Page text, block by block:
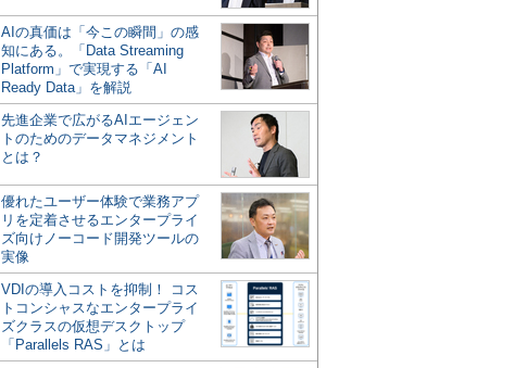
AIの真価は「今この瞬間」の感
知にある。「Data Streaming
Platform」で実現する「AI
Ready Data」を解説
先進企業で広がるAIエージェン
トのためのデータマネジメント
とは？
優れたユーザー体験で業務アプ
リを定着させるエンタープライ
ズ向けノーコード開発ツールの
実像
VDIの導入コストを抑制！ コス
トコンシャスなエンタープライ
ズクラスの仮想デスクトップ
「Parallels RAS」とは